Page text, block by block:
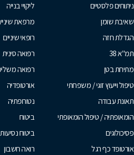
ניתוחים פלסטיים
שאיבת שומן
הגדלת חזה
תמ"א 38
מתיחת בטן
טיפול וייעוץ זוגי / משפחתי
תאונת עבודה
הומאופתיה / טיפול הומאופתי
פסיכולוגים
אורטופד כף רגל
ליקויי בנייה
מרפאת
רופאי שיניים
רפואה סינית
רפואה
אורטופדיה
נטורופתיה
ביטוח
ביטוח
רואה חשבון